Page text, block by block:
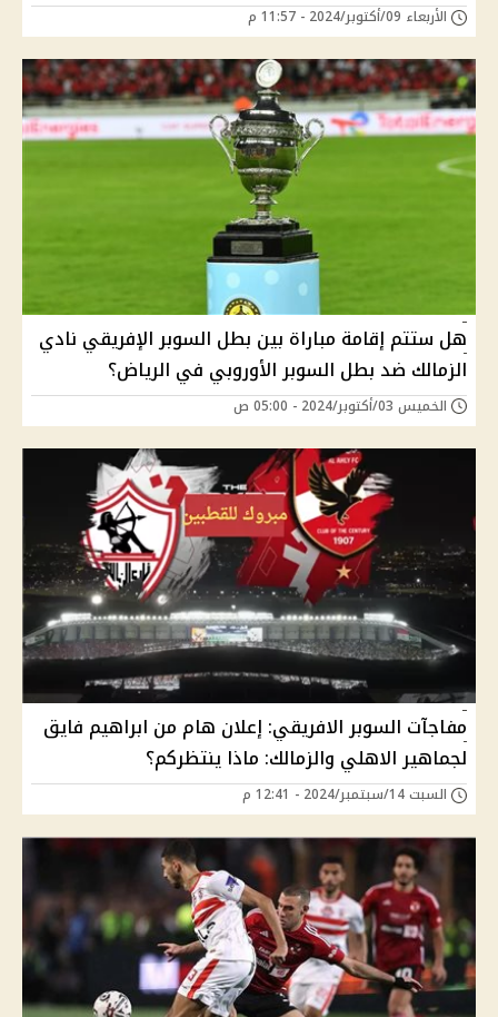
الأربعاء 09/أكتوبر/2024 - 11:57 م
هل ستتم إقامة مباراة بين بطل السوبر الإفريقي نادي
الزمالك ضد بطل السوبر الأوروبي في الرياض؟
الخميس 03/أكتوبر/2024 - 05:00 ص
مفاجآت السوبر الافريقي: إعلان هام من ابراهيم فايق
لجماهير الاهلي والزمالك: ماذا ينتظركم؟
السبت 14/سبتمبر/2024 - 12:41 م